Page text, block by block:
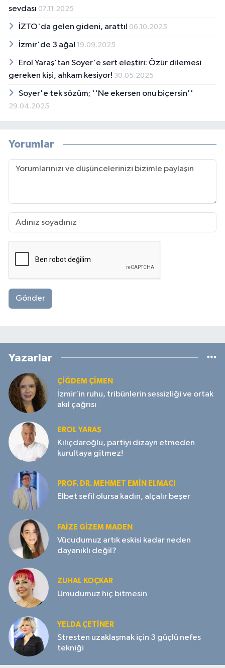
sevdası 07.11.2025
İZTO'da gelen gideni, arattı! 06.10.2025
İzmir'de 3 ağa! 19.09.2025
Erol Yaraş'tan Soyer'e sert eleştiri: Özür dilemesi
gereken kişi, ahkam kesiyor! 30.05.2025
Soyer'e tek sözüm; ''Ne ekersen onu biçersin''
29.04.2025
Yorumlar
Gönder
Yazarlar
ÇIĞDEM ÇIMEN
İzmir’in ruhu, tribünlerin sessizliği ve ortak
akıl çağrısı
EROL YARAŞ
Kılıçdaroğlu, partiyi dizayn etmeden
kurultaya gitmez!
PROF. DR. MEHMET EMIN ELMACI
Elbet sefil olursa kadın, alçalır beşer
FAIZE GIZEM MADEN
Vücudumuz artık eskisi kadar neden
dayanıklı değil?
ZUHAL KOÇKAR
Umudumuz hiç bitmesin
YELDA ÇETİNER
Stresten uzaklaşmak için 3 güçlü nefes
tekniği